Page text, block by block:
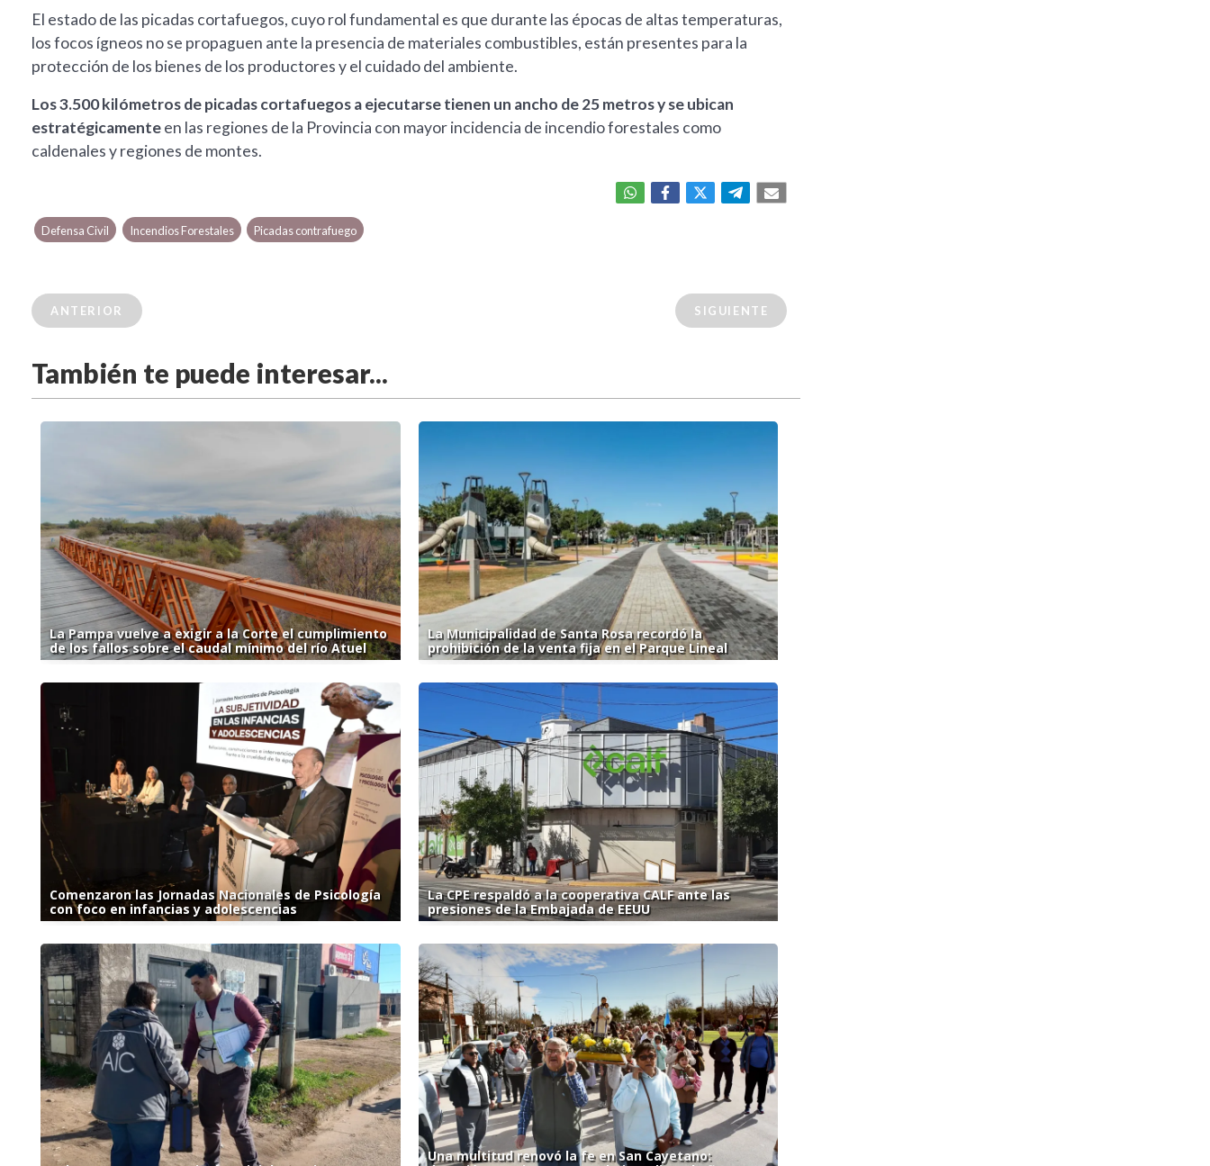
El estado de las picadas cortafuegos, cuyo rol fundamental es que durante las épocas de altas temperaturas,
los focos ígneos no se propaguen ante la presencia de materiales combustibles, están presentes para la
protección de los bienes de los productores y el cuidado del ambiente.
Los 3.500 kilómetros de picadas cortafuegos a ejecutarse tienen un ancho de 25 metros y se ubican
estratégicamenteen las regiones de la Provincia con mayor incidencia de incendio forestales como
caldenales y regiones de montes.
Defensa Civil Incendios Forestales Picadas contrafuego
ANTERIOR SIGUIENTE
También te puede interesar...
La Pampa vuelve a exigir a la Corte el cumplimiento
de los fallos sobre el caudal mínimo del río Atuel
La Municipalidad de Santa Rosa recordó la
prohibición de la venta fija en el Parque Lineal
Comenzaron las Jornadas Nacionales de Psicología
con foco en infancias y adolescencias
La CPE respaldó a la cooperativa CALF ante las
presiones de la Embajada de EEUU
Una multitud renovó la fe en San Cayetano: